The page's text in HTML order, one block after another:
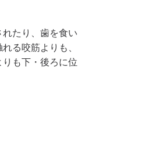
たり、歯を食い
る咬筋よりも、
も下・後ろに位